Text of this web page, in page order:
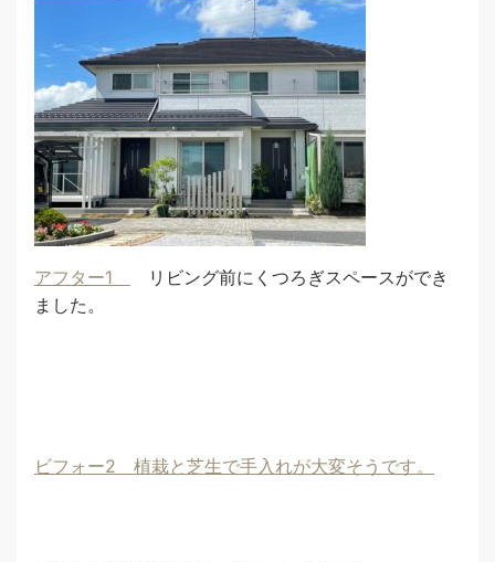
アフター1
リビング前にくつろぎスペースができ
ました。
ビフォー2 植栽と芝生で手入れが大変そうです。